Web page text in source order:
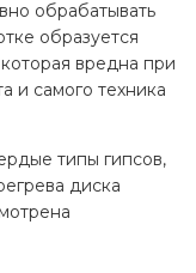
обрабатывать
образуется
вредна при
и самого техника
типы гипсов,
диска